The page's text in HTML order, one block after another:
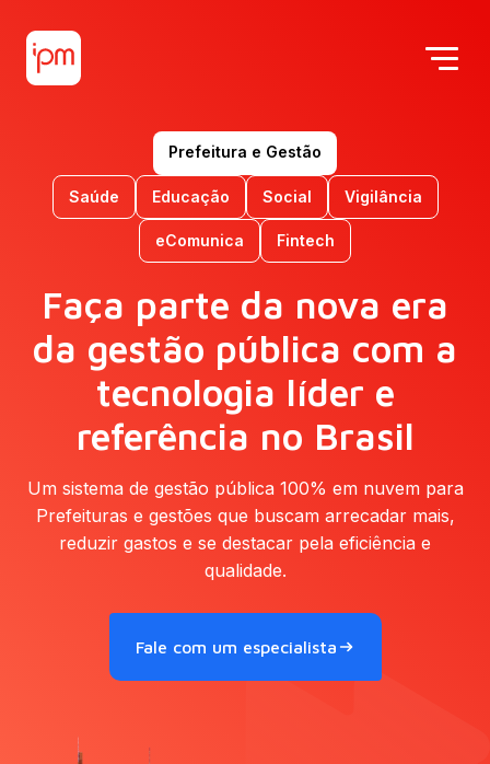
Prefeitura e Gestão
Saúde Educação Social Vigilância
eComunica Fintech
Faça parte da nova era
da gestão pública com a
tecnologia líder e
referência no Brasil
Um sistema de gestão pública 100% em nuvem para
Prefeituras e gestões que buscam arrecadar mais,
reduzir gastos e se destacar pela eficiência e
qualidade.
Fale com um especialista